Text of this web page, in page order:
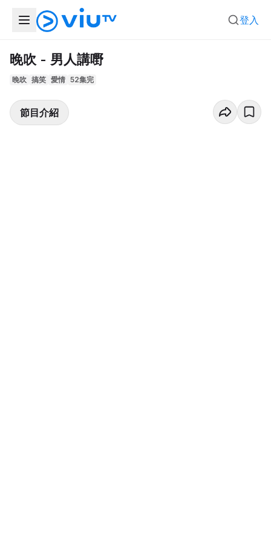
登入
晚吹 - 男人講嘢
晚吹 搞笑 愛情 52集完
節目介紹